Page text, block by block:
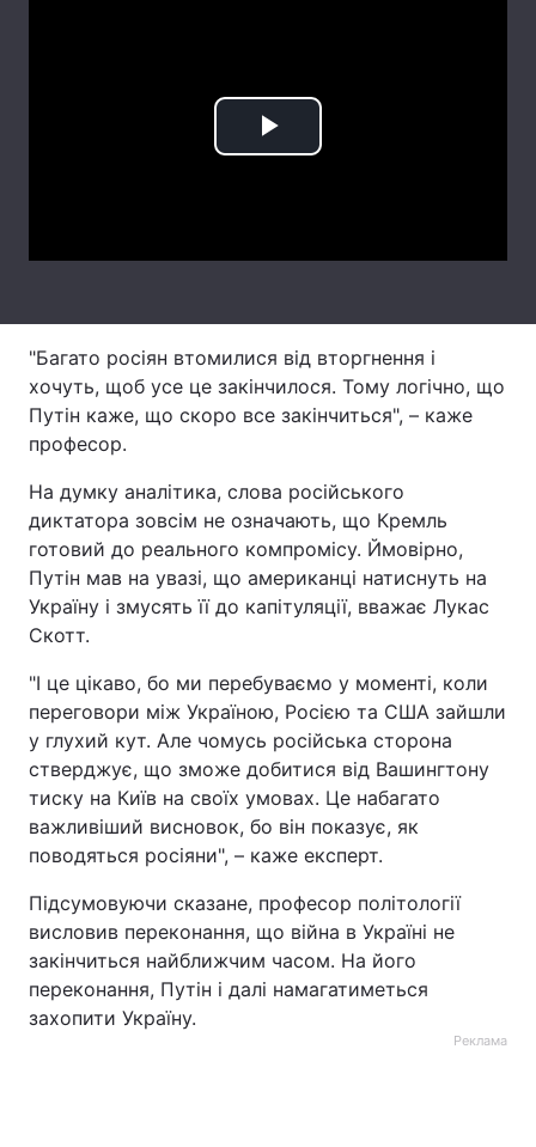
Тема оформлення
Play
"Багато росіян втомилися від вторгнення і
хочуть, щоб усе це закінчилося. Тому логічно, що
Путін каже, що скоро все закінчиться", – каже
професор.
На думку аналітика, слова російського
диктатора зовсім не означають, що Кремль
готовий до реального компромісу. Ймовірно,
Путін мав на увазі, що американці натиснуть на
Україну і змусять її до капітуляції, вважає Лукас
Скотт.
"І це цікаво, бо ми перебуваємо у моменті, коли
переговори між Україною, Росією та США зайшли
у глухий кут. Але чомусь російська сторона
стверджує, що зможе добитися від Вашингтону
тиску на Київ на своїх умовах. Це набагато
важливіший висновок, бо він показує, як
поводяться росіяни", – каже експерт.
Підсумовуючи сказане, професор політології
висловив переконання, що війна в Україні не
закінчиться найближчим часом. На його
переконання, Путін і далі намагатиметься
захопити Україну.
Реклама